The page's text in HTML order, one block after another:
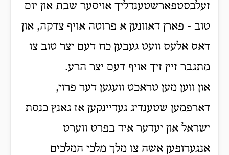
זעלבסטפארשטענדליך אויסער שבת און יום
טוב - פארן דאוונען א פרוטה אויף צדקה, און
דאס אלעס וועט געבען כח דעם יצר טוב צו
מתגבר זיין זיך אויף דעם יצר הרע.
און ווען מען טראכט וועגען דער פרוי,
דארפמען שטענדיג געדיינקען אז גאנץ כנסת
ישראל און יעדער איד בפרט ווערט
אנגערופען אשה צו מלך מלכי המלכים